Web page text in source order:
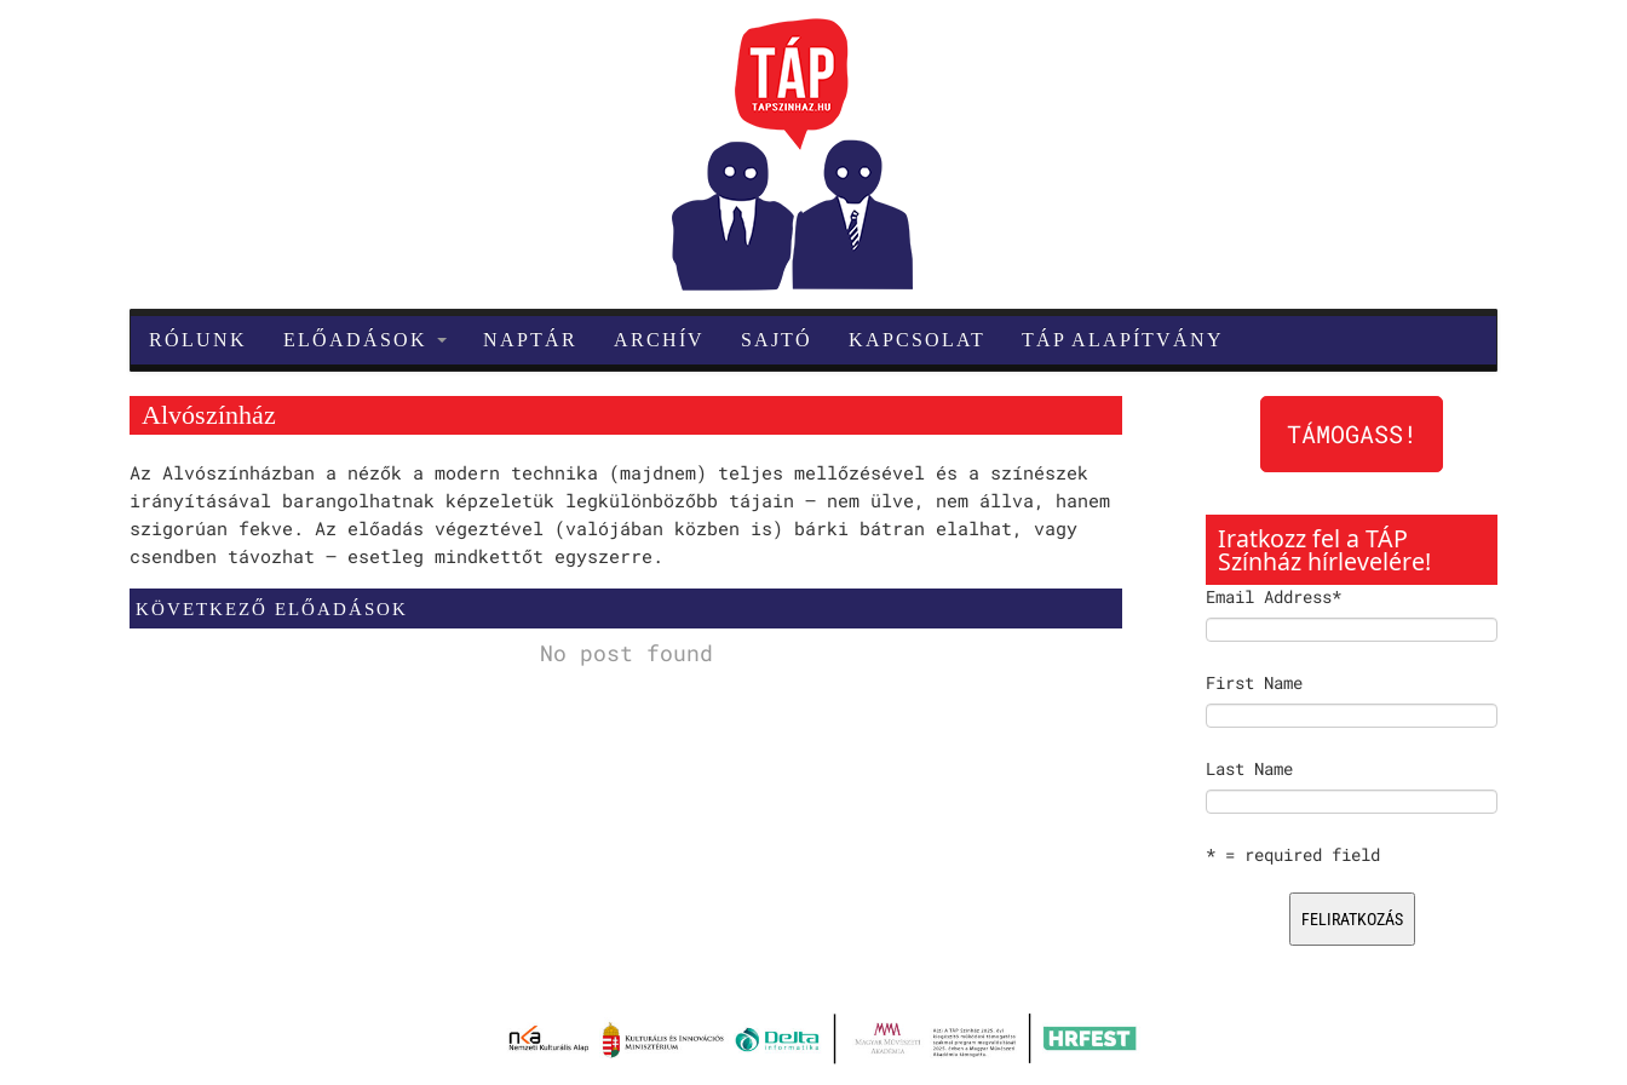
RÓLUNK ELŐADÁSOK NAPTÁR ARCHÍV SAJTÓ KAPCSOLAT TÁP ALAPÍTVÁNY
Alvószínház
Az Alvószínházban a nézők a modern technika (majdnem) teljes mellőzésével és a színészek
irányításával barangolhatnak képzeletük legkülönbözőbb tájain – nem ülve, nem állva, hanem
szigorúan fekve. Az előadás végeztével (valójában közben is) bárki bátran elalhat, vagy
csendben távozhat – esetleg mindkettőt egyszerre.
KÖVETKEZŐ ELŐADÁSOK
No post found
TÁMOGASS!
Iratkozz fel a TÁP
Színház hírlevelére!
Email Address*
First Name
Last Name
* = required field